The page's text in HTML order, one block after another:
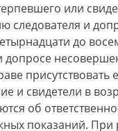
или
следователя и
до
допросе
присутствовать
и свидетели в
об
показаний.